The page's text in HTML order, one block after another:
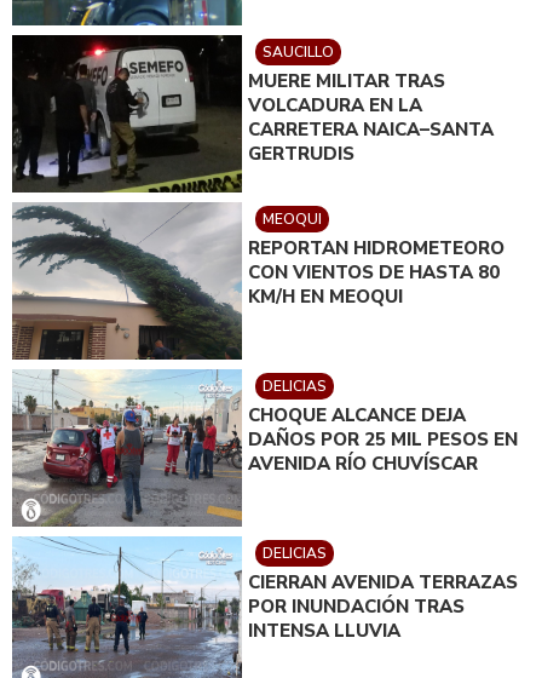
SAUCILLO
MUERE MILITAR TRAS
VOLCADURA EN LA
CARRETERA NAICA–SANTA
GERTRUDIS
MEOQUI
REPORTAN HIDROMETEORO
CON VIENTOS DE HASTA 80
KM/H EN MEOQUI
DELICIAS
CHOQUE ALCANCE DEJA
DAÑOS POR 25 MIL PESOS EN
AVENIDA RÍO CHUVÍSCAR
DELICIAS
CIERRAN AVENIDA TERRAZAS
POR INUNDACIÓN TRAS
INTENSA LLUVIA